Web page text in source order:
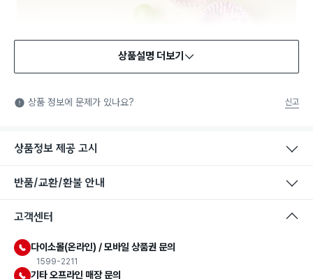
식품용 기구: 식품위생법에서 정한 규격에 따라 제조되어 식품 또
는 식품첨가물에 사용할 수 있는 식품용기구라는 표시입니다.
상품설명 더보기
상품 정보에 문제가 있나요? 신고
상품정보 제공 고시
반품/교환/환불 안내
고객센터
다이소몰(온라인) / 모바일 상품권 문의
1599-2211
기타 오프라인 매장 문의